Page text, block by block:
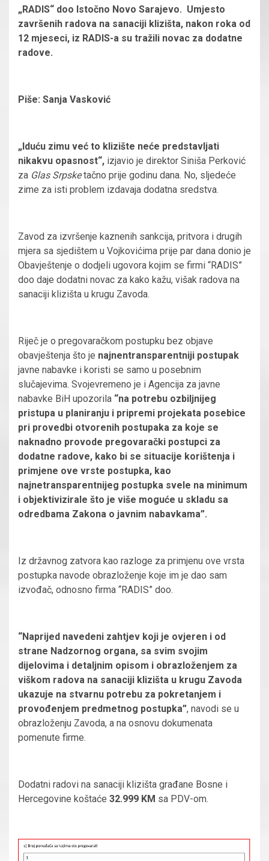
„RADIS“ doo Istočno Novo Sarajevo. Umjesto
završenih radova na sanaciji klizišta, nakon roka od
12 mjeseci, iz RADIS-a su tražili novac za dodatne
radove.
Piše: Sanja Vasković
„Iduću zimu već to klizište neće predstavljati
nikakvu opasnost“, izjavio je direktor Siniša Perković
za Glas Srpsketačno prije godinu dana. No, sljedeće
zime za isti problem izdavaja dodatna sredstva.
Zavod za izvršenje kaznenih sankcija, pritvora i drugih
mjera sa sjedištem u Vojkovićima prije par dana donio je
Obavještenje o dodjeli ugovora kojim se firmi “RADIS”
doo daje dodatni novac za kako kažu, višak radova na
sanaciji klizišta u krugu Zavoda.
Riječ je o pregovaračkom postupku bez objave
obavještenja što je najnentransparentniji postupak
javne nabavke i koristi se samo u posebnim
slučajevima. Svojevremeno je i Agencija za javne
nabavke BiH upozorila “na potrebu ozbiljnijeg
pristupa u planiranju i pripremi projekata posebice
pri provedbi otvorenih postupaka za koje se
naknadno provode pregovarački postupci za
dodatne radove, kako bi se situacije korištenja i
primjene ove vrste postupka, kao
najnetransparentnijeg postupka svele na minimum
i objektivizirale što je više moguće u skladu sa
odredbama Zakona o javnim nabavkama”.
Iz državnog zatvora kao razloge za primjenu ove vrsta
postupka navode obrazloženje koje im je dao sam
izvođač, odnosno firma “RADIS” doo.
“Naprijed navedeni zahtjev koji je ovjeren i od
strane Nadzornog organa, sa svim svojim
dijelovima i detaljnim opisom i obrazloženjem za
viškom radova na sanaciji klizišta u krugu Zavoda
ukazuje na stvarnu potrebu za pokretanjem i
provođenjem predmetnog postupka”, navodi se u
obrazloženju Zavoda, a na osnovu dokumenata
pomenute firme.
Dodatni radovi na sanaciji klizišta građane Bosne i
Hercegovine koštaće 32.999 KM sa PDV-om.